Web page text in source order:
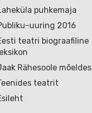
puhkemaja
uuring 2016
teatri biograafiline
Rähesoole mõeldes
teatrit